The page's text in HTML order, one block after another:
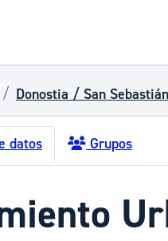
Donostia / San Sebastián
datos Grupos